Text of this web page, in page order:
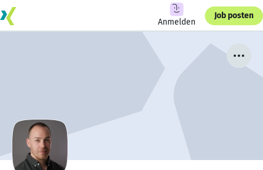
Anmelden
Job posten